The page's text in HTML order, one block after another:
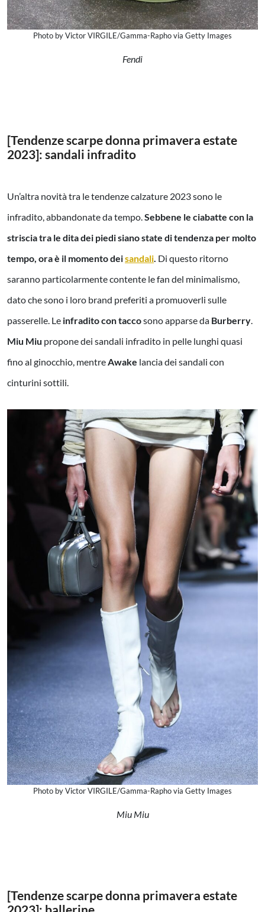
Photo by Victor VIRGILE/Gamma-Rapho via Getty Images
Fendi
[Tendenze scarpe donna primavera estate
2023]: sandali infradito
Un’altra novità tra le tendenze calzature 2023 sono le
infradito, abbandonate da tempo. Sebbene le ciabatte con la
striscia tra le dita dei piedi siano state di tendenza per molto
tempo, ora è il momento deisandali Di questo ritorno
saranno particolarmente contente le fan del minimalismo,
dato che sono i loro brand preferiti a promuoverli sulle
passerelle. Le infradito con taccosono apparse da Burberry
Miu Miu propone dei sandali infradito in pelle lunghi quasi
fino al ginocchio, mentre Awake lancia dei sandali con
cinturini sottili.
Photo by Victor VIRGILE/Gamma-Rapho via Getty Images
Miu Miu
[Tendenze scarpe donna primavera estate